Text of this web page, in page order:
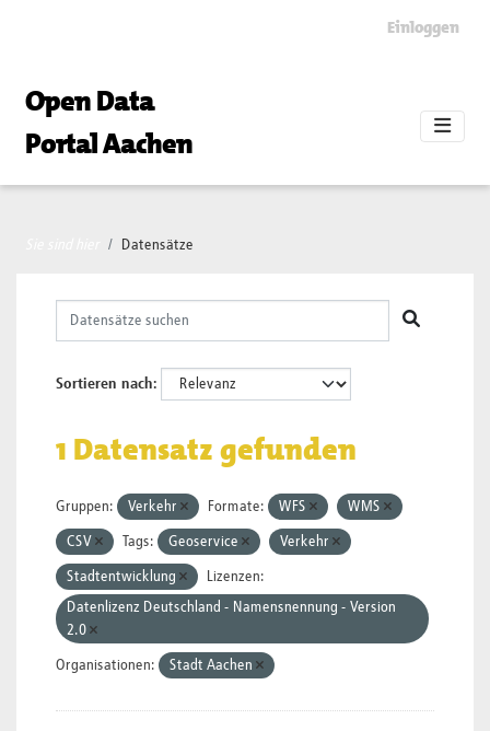
Einloggen
Open Data
Portal Aachen
Datensätze
Sortieren nach
1 Datensatz gefunden
Gruppen: Verkehr Formate: WFS WMS
CSV Tags: Geoservice Verkehr
Stadtentwicklung
Lizenzen:
Datenlizenz Deutschland - Namensnennung - Version
2.0
Organisationen: Stadt Aachen